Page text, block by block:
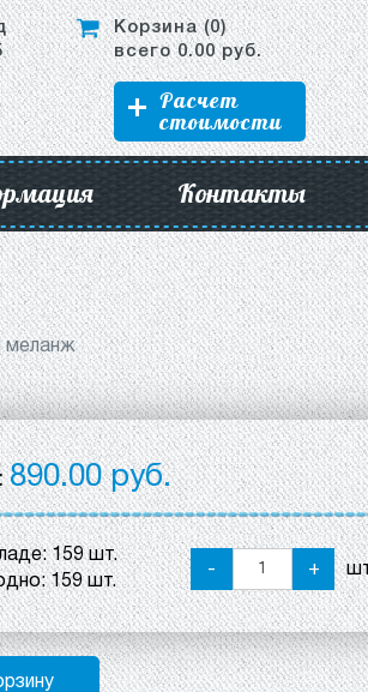
Корзина (0)
всего0.00руб.
Расчет
стоимости
Контакты
меланж
890.00 руб.
159 шт.
159 шт.
- +